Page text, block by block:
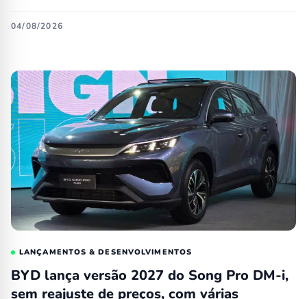
04/08/2026
LANÇAMENTOS & DESENVOLVIMENTOS
BYD lança versão 2027 do Song Pro DM-i,
sem reajuste de preços, com várias